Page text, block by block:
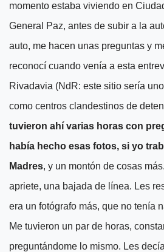
momento estaba viviendo en
General Paz, antes de subir a la
auto, me hacen unas preguntas y
reconocí cuando venía a esta
Rivadavia (NdR: este sitio sería
como centros clandestinos de
tuvieron ahí varias horas con
había hecho esas fotos, si yo
Madres, y un montón de cosas
apriete, una bajada de línea. Les
era un fotógrafo más, que no tenía
Me tuvieron un par de horas,
preguntándome lo mismo. Les